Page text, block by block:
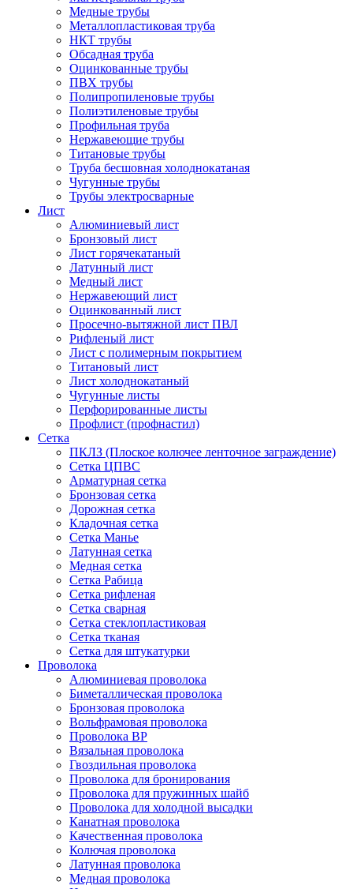
Медные трубы
Металлопластиковая труба
НКТ трубы
Обсадная труба
Оцинкованные трубы
ПВХ трубы
Полипропиленовые трубы
Полиэтиленовые трубы
Профильная труба
Нержавеющие трубы
Титановые трубы
Труба бесшовная холоднокатаная
Чугунные трубы
Трубы электросварные
Лист
Алюминиевый лист
Бронзовый лист
Лист горячекатаный
Латунный лист
Медный лист
Нержавеющий лист
Оцинкованный лист
Просечно-вытяжной лист ПВЛ
Рифленый лист
Лист с полимерным покрытием
Титановый лист
Лист холоднокатаный
Чугунные листы
Перфорированные листы
Профлист (профнастил)
Сетка
ПКЛЗ (Плоское колючее ленточное заграждение)
Сетка ЦПВС
Арматурная сетка
Бронзовая сетка
Дорожная сетка
Кладочная сетка
Сетка Манье
Латунная сетка
Медная сетка
Сетка Рабица
Сетка рифленая
Сетка сварная
Сетка стеклопластиковая
Сетка тканая
Сетка для штукатурки
Проволока
Алюминиевая проволока
Биметаллическая проволока
Бронзовая проволока
Вольфрамовая проволока
Проволока ВР
Вязальная проволока
Гвоздильная проволока
Проволока для бронирования
Проволока для пружинных шайб
Проволока для холодной высадки
Канатная проволока
Качественная проволока
Колючая проволока
Латунная проволока
Медная проволока